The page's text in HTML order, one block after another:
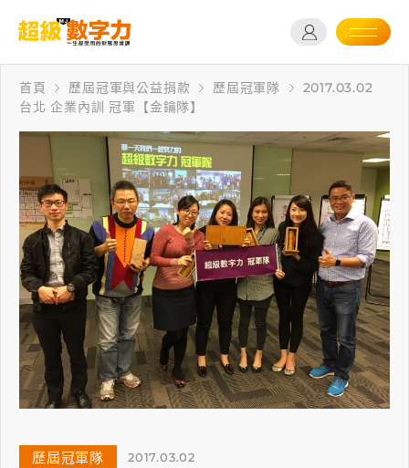
首頁 歷屆冠軍與公益捐款 歷屆冠軍隊
2017.03.02
台北 企業內訓 冠軍【金鑰隊】
歷屆冠軍隊 2017.03.02